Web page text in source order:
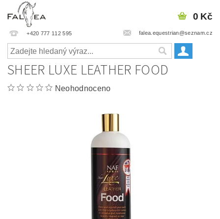
+420 777 112 595 falea.equestrian@seznam.cz
0 Kč
SHEER LUXE LEATHER FOOD
Neohodnoceno